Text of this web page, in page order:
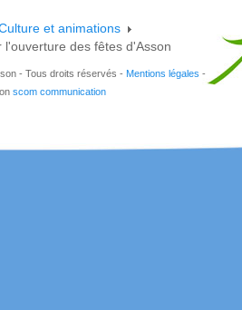
et animations
des fêtes d'Asson
- Tous droits réservés - Mentions légales -
scom communication